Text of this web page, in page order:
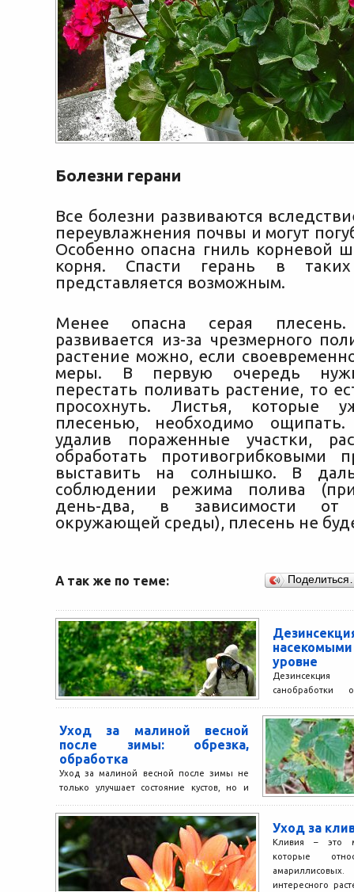
Болезни герани
Все болезни развиваются
переувлажнения почвы и могут
Особенно опасна гниль корневой
корня. Спасти герань в
представляется возможным.
Менее опасна серая
развивается из-за чрезмерного
растение можно, если
меры. В первую очередь
перестать поливать растение, то
просохнуть. Листья, которые
плесенью, необходимо ощипать.
удалив пораженные участки,
обработать противогрибковыми
выставить на солнышко. В
соблюдении режима полива
день-два, в зависимости от
окружающей среды), плесень не
А так же по теме:
уровне
различных
складских
различным
Уход за малиной весной
после зимы: обрезка,
обработка
Уход за малиной весной после зимы не
только улучшает состояние кустов, но и
любят малину...
Уход за
Кливия – это
которые
интересного